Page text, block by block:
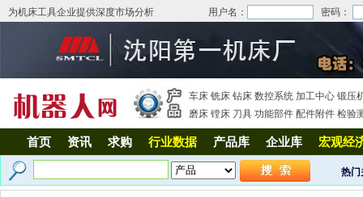
为机床工具企业提供深度市场分析 用户名： 密码：
车床 铣床 钻床 数控系统 加工中心 锻压
磨床 镗床 刀具 功能部件 配件附件 检验
首页 资讯 求购 行业数据 产品库 企业库 宏观经
热门